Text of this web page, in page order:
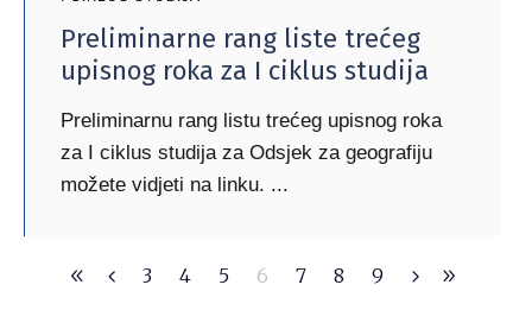
Preliminarne rang liste trećeg
upisnog roka za I ciklus studija
Preliminarnu rang listu trećeg upisnog roka
za I ciklus studija za Odsjek za geografiju
možete vidjeti na linku.
3 4 5 6 7 8 9